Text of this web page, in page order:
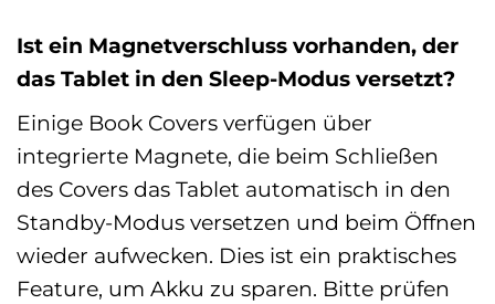
Ist ein Magnetverschluss vorhanden, der
das Tablet in den Sleep-Modus versetzt?
Einige Book Covers verfügen über
integrierte Magnete, die beim Schließen
des Covers das Tablet automatisch in den
Standby-Modus versetzen und beim Öffnen
wieder aufwecken. Dies ist ein praktisches
Feature, um Akku zu sparen. Bitte prüfen